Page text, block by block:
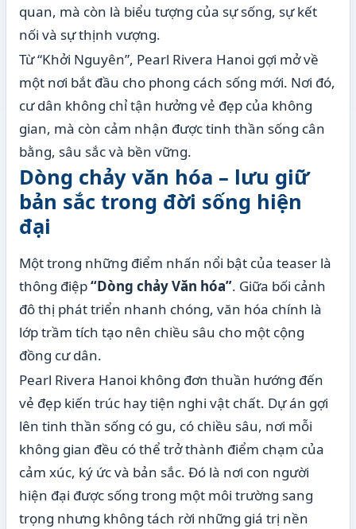
quan, mà còn là biểu tượng của sự sống, sự kết
nối và sự thịnh vượng.
Từ “Khởi Nguyên”, Pearl Rivera Hanoi gợi mở về
một nơi bắt đầu cho phong cách sống mới. Nơi đó,
cư dân không chỉ tận hưởng vẻ đẹp của không
gian, mà còn cảm nhận được tinh thần sống cân
bằng, sâu sắc và bền vững.
Dòng chảy văn hóa – lưu giữ
bản sắc trong đời sống hiện
đại
Một trong những điểm nhấn nổi bật của teaser là
thông điệp“Dòng chảy Văn hóa”. Giữa bối cảnh
đô thị phát triển nhanh chóng, văn hóa chính là
lớp trầm tích tạo nên chiều sâu cho một cộng
đồng cư dân.
Pearl Rivera Hanoi không đơn thuần hướng đến
vẻ đẹp kiến trúc hay tiện nghi vật chất. Dự án gợi
lên tinh thần sống có gu, có chiều sâu, nơi mỗi
không gian đều có thể trở thành điểm chạm của
cảm xúc, ký ức và bản sắc. Đó là nơi con người
hiện đại được sống trong một môi trường sang
trọng nhưng không tách rời những giá trị nền